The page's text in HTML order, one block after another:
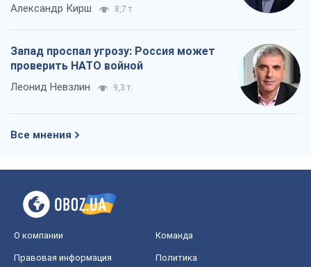
Александр Кирш 8,7 т.
Запад проспал угрозу: Россия может
проверить НАТО войной
Леонид Невзлин 9,3 т.
Все мнения
О компании Команда
Правовая информация
Политика